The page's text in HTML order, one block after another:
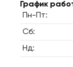
График
Пн-Пт:
Сб:
Нд: